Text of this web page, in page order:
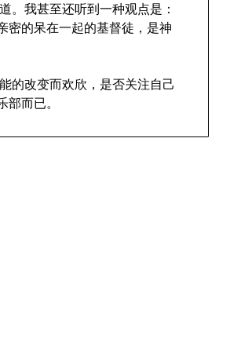
。我甚至还听到一种观点是：
密的呆在一起的基督徒，是神
的改变而欢欣，是否关注自己
而已。